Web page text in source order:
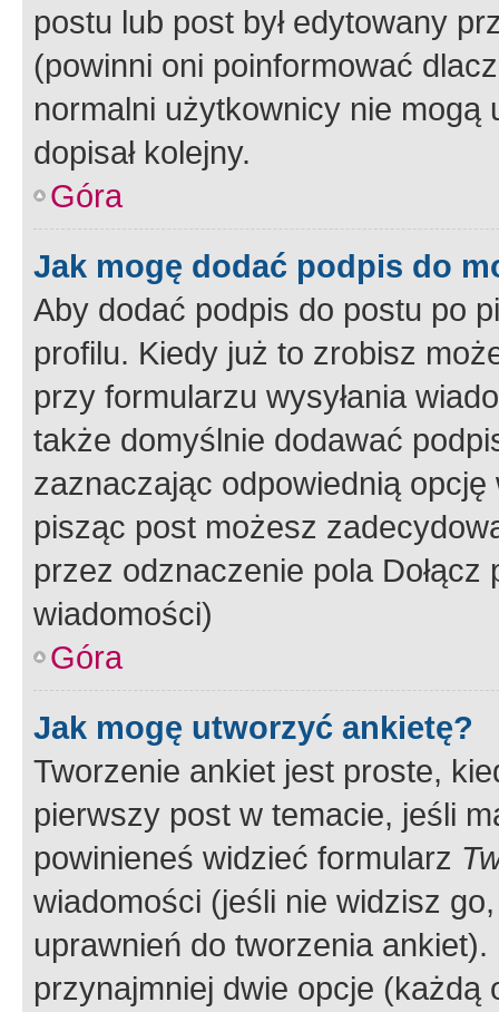
postu lub post był edytowany
(powinni oni poinformować
normalni użytkownicy nie
dopisał kolejny.
Góra
Jak mogę dodać podpis do
Aby dodać podpis do postu po
profilu. Kiedy już to zrobisz
przy formularzu wysyłania
także domyślnie dodawać
zaznaczając odpowiednią
pisząc post możesz
przez odznaczenie pola
wiadomości)
Góra
Jak mogę utworzyć ankietę?
Tworzenie ankiet jest proste,
pierwszy post w temacie, jeśli
powinieneś widzieć formularz
wiadomości (jeśli nie widzisz
uprawnień do tworzenia
przynajmniej dwie opcje